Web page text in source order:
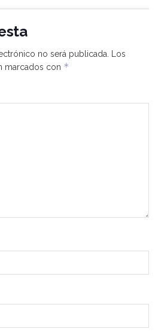
no será publicada.
Los
marcados con *